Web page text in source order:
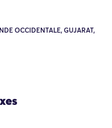
OCCIDENTALE, GUJARAT,